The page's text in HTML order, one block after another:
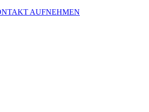
AUFNEHMEN